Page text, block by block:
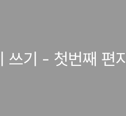
쓰기 - 첫번째 편지